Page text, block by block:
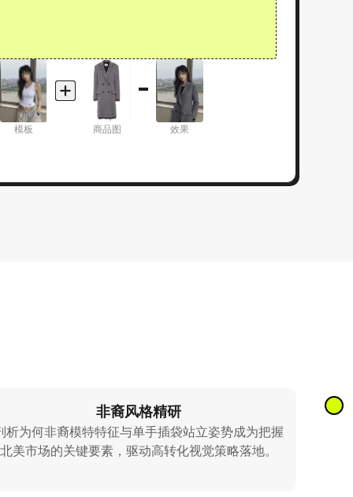
模板 商品图 效果
非裔风格精研
析为何非裔模特特征与单手插袋站立姿势成为把握
北美市场的关键要素，驱动高转化视觉策略落地。